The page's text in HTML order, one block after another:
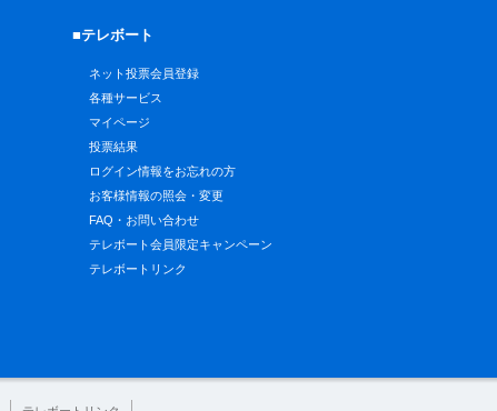
■テレボート
ネット投票会員登録
各種サービス
マイページ
投票結果
ログイン情報をお忘れの方
お客様情報の照会・変更
FAQ・お問い合わせ
テレボート会員限定キャンペーン
テレボートリンク